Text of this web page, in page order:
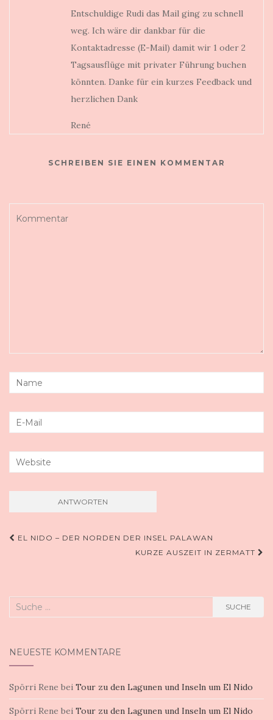
Entschuldige Rudi das Mail ging zu schnell
weg. Ich wäre dir dankbar für die
Kontaktadresse (E-Mail) damit wir 1 oder 2
Tagsausflüge mit privater Führung buchen
könnten. Danke für ein kurzes Feedback und
herzlichen Dank
René
SCHREIBEN SIE EINEN KOMMENTAR
Beitragsnavigation
EL NIDO – DER NORDEN DER INSEL PALAWAN
KURZE AUSZEIT IN ZERMATT
Suche
SUCHE
NEUESTE KOMMENTARE
Spörri Rene bei Tour zu den Lagunen und Inseln um El Nido
Spörri Rene bei Tour zu den Lagunen und Inseln um El Nido